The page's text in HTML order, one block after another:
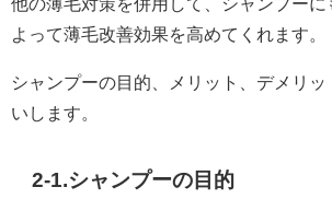
よって薄毛改善効果を高めてくれます。
シャンプーの目的、メリット、デメリッ
いします。
2-1.シャンプーの目的